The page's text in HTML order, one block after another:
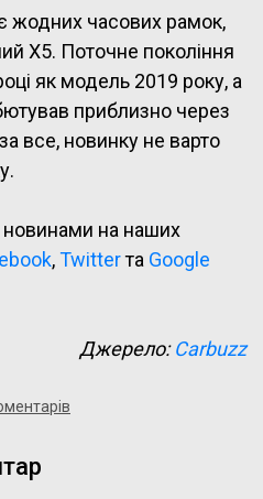
жодних часових рамок,
X5. Поточне покоління
як модель 2019 року, а
приблизно через
все, новинку не варто
новинами на наших
,Twitterта Google
Джерело:Carbuzz